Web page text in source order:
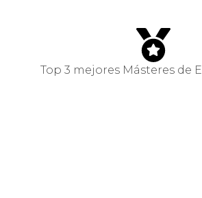
Top 3 mejores Másteres de